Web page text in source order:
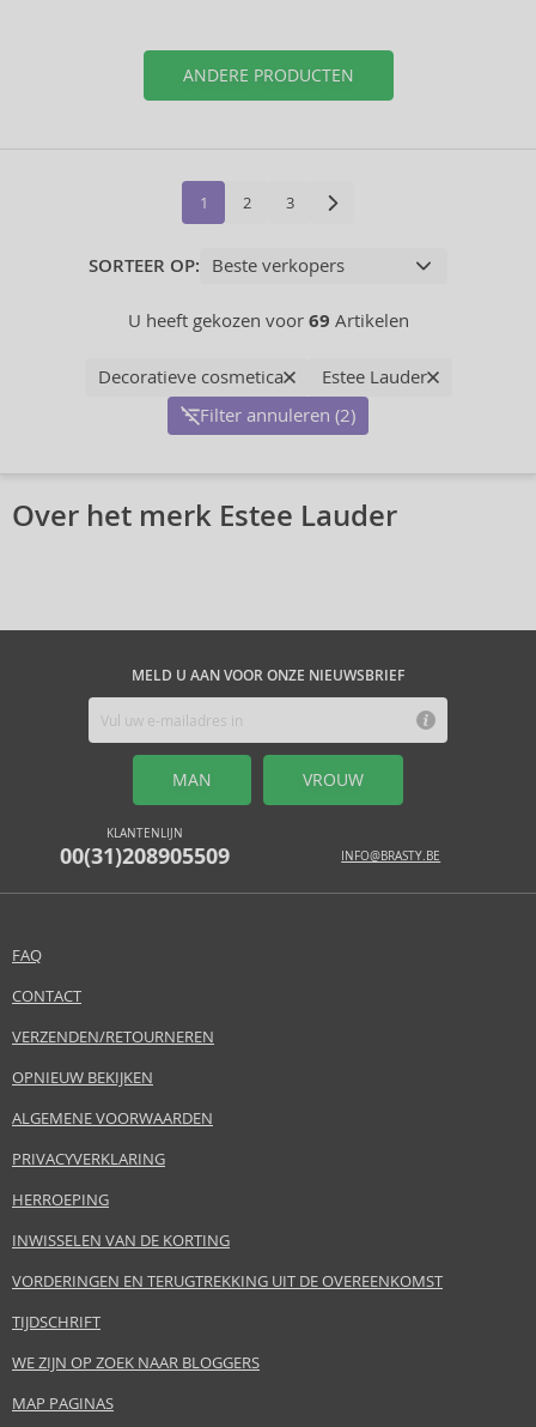
ANDERE PRODUCTEN
1 2 3
SORTEER OP:
U heeft gekozen voor 69 Artikelen
Decoratieve cosmetica
Estee Lauder
Filter annuleren (2)
Over het merk Estee Lauder
MELD U AAN VOOR ONZE NIEUWSBRIEF
MAN VROUW
KLANTENLIJN
00(31)208905509 INFO@BRASTY.BE
FAQ
CONTACT
VERZENDEN/RETOURNEREN
OPNIEUW BEKIJKEN
ALGEMENE VOORWAARDEN
PRIVACYVERKLARING
HERROEPING
INWISSELEN VAN DE KORTING
VORDERINGEN EN TERUGTREKKING UIT DE OVEREENKOMST
TIJDSCHRIFT
WE ZIJN OP ZOEK NAAR BLOGGERS
MAP PAGINAS